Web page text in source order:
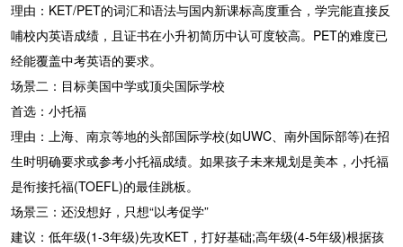
理由：KET/PET的词汇和语法与国内新课标高度重合，学完能直接反
哺校内英语成绩，且证书在小升初简历中认可度较高。PET的难度已
经能覆盖中考英语的要求。
场景二：目标美国中学或顶尖国际学校
首选：小托福
理由：上海、南京等地的头部国际学校(如UWC、南外国际部等)在招
生时明确要求或参考小托福成绩。如果孩子未来规划是美本，小托福
是衔接托福(TOEFL)的最佳跳板。
场景三：还没想好，只想“以考促学”
建议：低年级(1-3年级)先攻KET，打好基础;高年级(4-5年级)根据孩